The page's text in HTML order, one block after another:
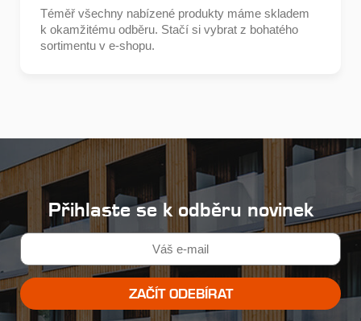
Téměř všechny nabízené produkty máme skladem
k okamžitému odběru. Stačí si vybrat z bohatého
sortimentu v e-shopu.
Přihlaste se k odběru novinek
ZAČÍT ODEBÍRAT